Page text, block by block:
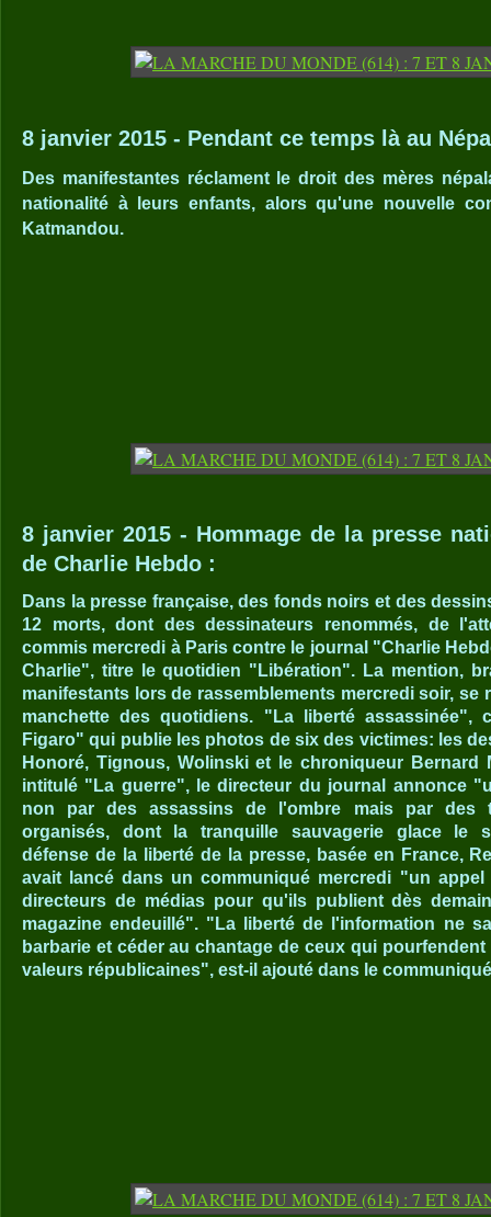
8 janvier 2015 - Pendant ce temps là au
Des manifestantes réclament le droit des mères
nationalité à leurs enfants, alors qu'une nouvelle
Katmandou.
8 janvier 2015 - Hommage de la presse
de Charlie Hebdo :
Dans la presse française, des fonds noirs et des
12 morts, dont des dessinateurs renommés, de
commis mercredi à Paris contre le journal "Charlie
Charlie", titre le quotidien "Libération". La mention,
manifestants lors de rassemblements mercredi soir, se
manchette des quotidiens. "La liberté assassinée",
Figaro" qui publie les photos de six des victimes: les
Honoré, Tignous, Wolinski et le chroniqueur Bernard
intitulé "La guerre", le directeur du journal annonce
non par des assassins de l'ombre mais par des
organisés, dont la tranquille sauvagerie glace le
défense de la liberté de la presse, basée en France,
avait lancé dans un communiqué mercredi "un
directeurs de médias pour qu'ils publient dès
magazine endeuillé". "La liberté de l'information ne
barbarie et céder au chantage de ceux qui
valeurs républicaines", est-il ajouté dans le communiqué